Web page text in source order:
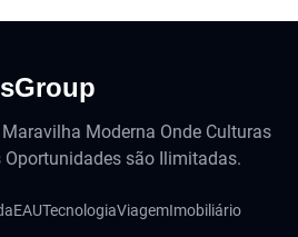
Moderna Onde Culturas
Oportunidades são Ilimitadas.
EAUTecnologiaViagemImobiliário